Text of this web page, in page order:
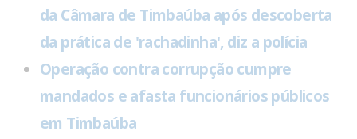
da Câmara de Timbaúba após descoberta
da prática de 'rachadinha', diz a polícia
Operação contra corrupção cumpre
mandados e afasta funcionários públicos
em Timbaúba